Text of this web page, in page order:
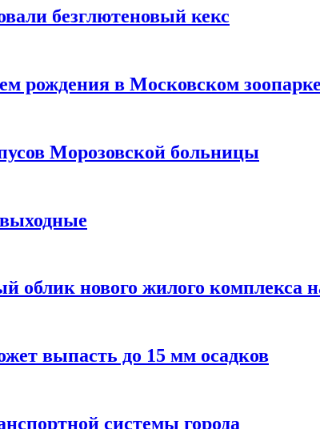
безглютеновый кекс
рождения в Московском зоопарке
Морозовской больницы
облик нового жилого комплекса
выпасть до 15 мм осадков
системы города